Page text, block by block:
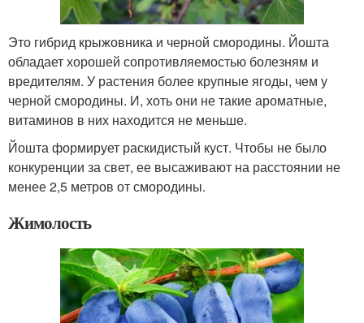
Это гибрид крыжовника и черной смородины. Йошта
обладает хорошей сопротивляемостью болезням и
вредителям. У растения более крупные ягоды, чем у
черной смородины. И, хоть они не такие ароматные,
витаминов в них находится не меньше.
Йошта формирует раскидистый куст. Чтобы не было
конкуренции за свет, ее высаживают на расстоянии не
менее 2,5 метров от смородины.
Жимолость